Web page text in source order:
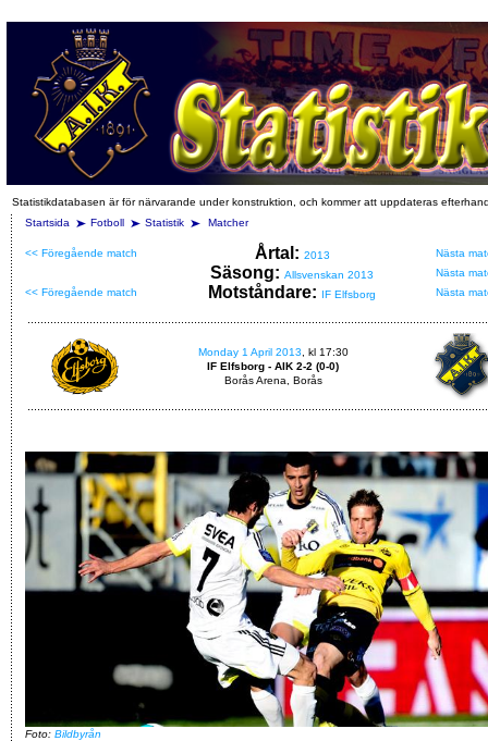
Statistikdatabasen är för närvarande under konstruktion, och kommer att uppdateras
Startsida
Fotboll Statistik Matcher
<< Föregående match Årtal: 2013 Nästa
Säsong: Allsvenskan 2013
Nästa
<< Föregående match
Motståndare: IF Elfsborg Nästa
Monday 1 April 2013 , kl 17:30
IF Elfsborg - AIK 2-2 (0-0)
Borås Arena, Borås
Foto: Bildbyrån